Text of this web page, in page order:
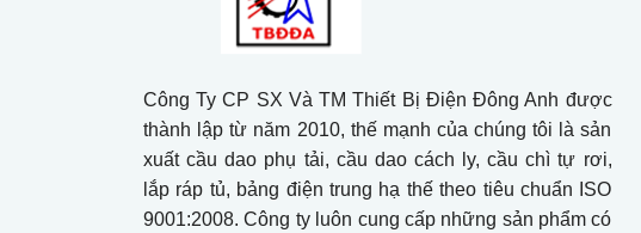
Công Ty CP SX Và TM Thiết Bị Điện Đông Anh được
thành lập từ năm 2010, thế mạnh của chúng tôi là sản
xuất cầu dao phụ tải, cầu dao cách ly, cầu chì tự rơi,
lắp ráp tủ, bảng điện trung hạ thế theo tiêu chuẩn ISO
9001:2008. Công ty luôn cung cấp những sản phẩm có